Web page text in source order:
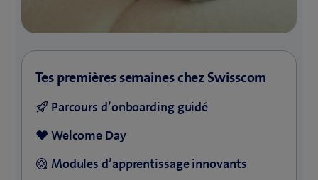
Tes premières semaines chez Swisscom
Parcours d’onboarding guidé
Welcome Day
Modules d’apprentissage innovants